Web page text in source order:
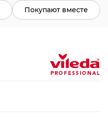
Покупают вместе